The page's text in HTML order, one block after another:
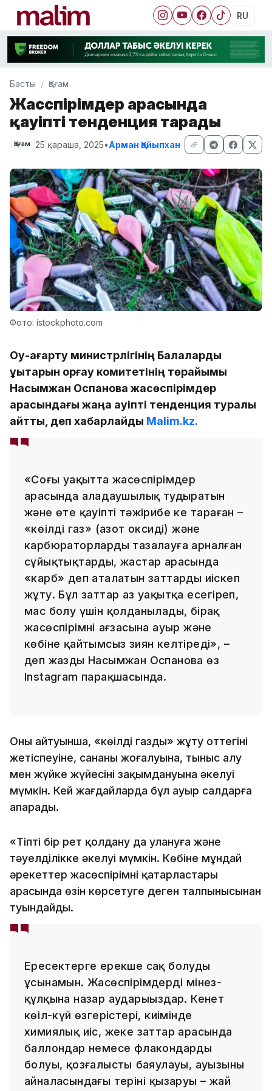
RU
Басты Қоғам
Жасөспірімдер арасында
қауіпті тенденция тарады
Қоғам 25 қараша, 2025•Арман Қайыпхан
Фото: istockphoto.com
Оқу-ағарту министрлігінің Балаларды
құқықтарын қорғау комитетінің төрайымы
Насымжан Оспанова жасөспірімдер
арасындағы жаңа қауіпті тенденция туралы
айтты, деп хабарлайды Malim.kz.
«Соңғы уақытта жасөспірімдер
арасында алаңдаушылық тудыратын
және өте қауіпті тәжірибе кең тараған –
«көңілді газ» (азот оксиді) және
карбюраторларды тазалауға арналған
сұйықтықтарды, жастар арасында
«карб» деп аталатын заттарды иіскеп
жұту. Бұл заттар аз уақытқа есеңгіреп,
мас болу үшін қолданылады, бірақ
жасөспірімнің ағзасына ауыр және
көбіне қайтымсыз зиян келтіреді», –
деп жазды Насымжан Оспанова өз
Instagram парақшасында.
Оның айтуынша, «көңілді газды» жұту оттегінің
жетіспеуіне, сананың жоғалуына, тыныс алу
мен жүйке жүйесінің зақымдануына әкелуі
мүмкін. Кей жағдайларда бұл ауыр салдарға
апарады.
«Тіпті бір рет қолдану да улануға және
тәуелділікке әкелуі мүмкін. Көбіне мұндай
әрекеттер жасөспірімнің қатарластары
арасында өзін көрсетуге деген талпынысынан
туындайды.
Ересектерге ерекше сақ болуды
ұсынамын. Жасөспірімдердің мінез-
құлқына назар аударыңыздар. Кенет
көңіл-күй өзгерістері, киімінде
химиялық иіс, жеке заттар арасында
баллондар немесе флакондардың
болуы, қозғалыстың баяулауы, ауызының
айналасындағы терінің қызаруы – жай